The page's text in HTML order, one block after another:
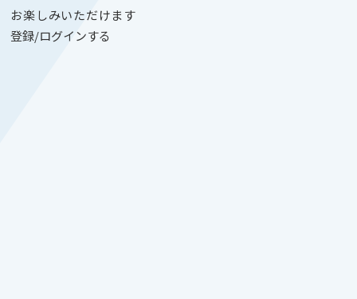
お楽しみいただけます
登録/ログインする